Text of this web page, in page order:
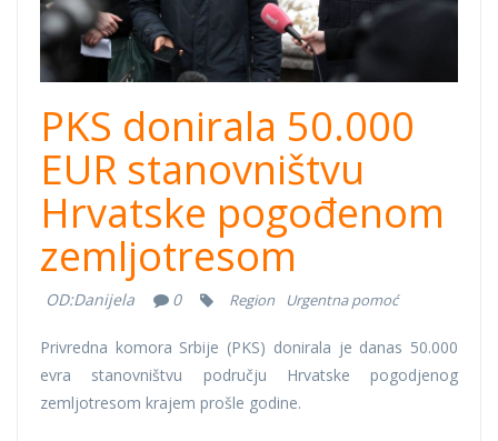
PKS donirala 50.000
EUR stanovništvu
Hrvatske pogođenom
zemljotresom
OD:Danijela 0 Region Urgentna pomoć
Privredna komora Srbije (PKS) donirala je danas 50.000
evra stanovništvu području Hrvatske pogodjenog
zemljotresom krajem prošle godine.